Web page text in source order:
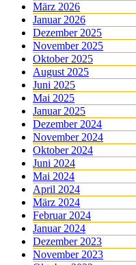
März 2026
Januar 2026
Dezember 2025
November 2025
Oktober 2025
August 2025
Juni 2025
Mai 2025
Januar 2025
Dezember 2024
November 2024
Oktober 2024
Juni 2024
Mai 2024
April 2024
März 2024
Februar 2024
Januar 2024
Dezember 2023
November 2023